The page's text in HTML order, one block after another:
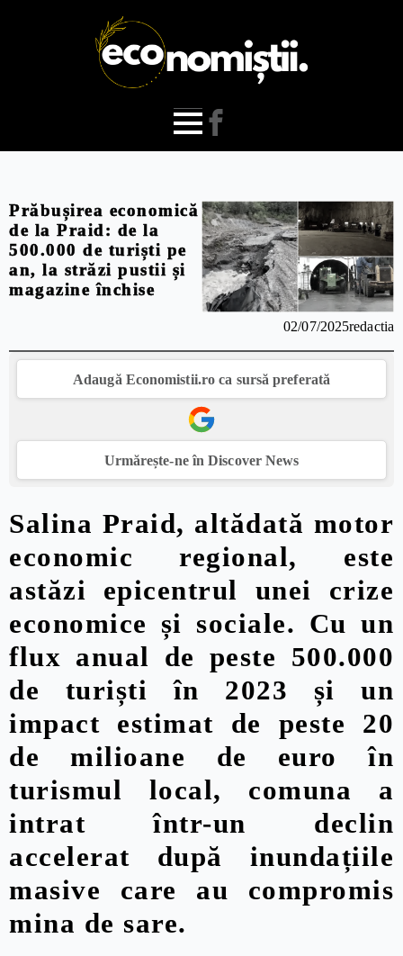
Prăbușirea economică
de la Praid: de la
500.000 de turiști pe
an, la străzi pustii și
magazine închise
02/07/2025redactia
Adaugă Economistii.ro ca sursă preferată
Urmărește-ne în Discover News
Salina Praid, altădată motor
economic regional, este
astăzi epicentrul unei crize
economice și sociale. Cu un
flux anual de peste 500.000
de turiști în 2023 și un
impact estimat de peste 20
de milioane de euro în
turismul local, comuna a
intrat într-un declin
accelerat după inundațiile
masive care au compromis
mina de sare.